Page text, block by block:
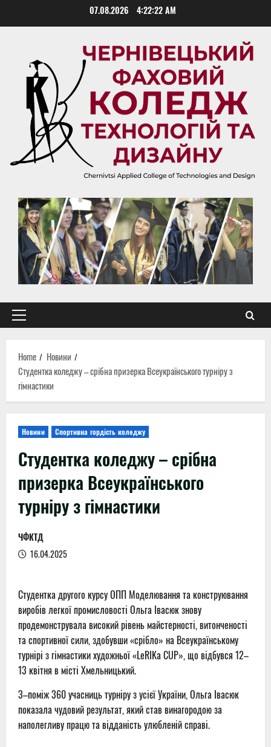
07.08.2026 4:22:23 AM
Primary
Home
Новини
Студентка коледжу – срібна призерка Всеукраїнського турніру з
гімнастики
Новини Спортивна гордість коледжу
Студентка коледжу – срібна
призерка Всеукраїнського
турніру з гімнастики
ЧФКТД
16.04.2025
Студентка другого курсу ОПП Моделювання та конструювання
виробів легкої промисловості Ольга Івасюк знову
продемонструвала високий рівень майстерності, витонченості
та спортивної сили, здобувши «срібло» на Всеукраїнському
турнірі з гімнастики художньої «LeRIKa CUP», що відбувся 12–
13 квітня в місті Хмельницький.
З–поміж 360 учасниць турніру з усієї України, Ольга Івасюк
показала чудовий результат, який став винагородою за
наполегливу працю та відданість улюбленій справі.